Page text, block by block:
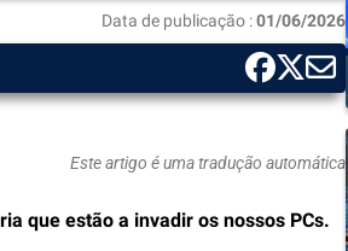
Data de publicação :01/06/2026
Este artigo é uma tradução automática
que estão a invadir os nossos PCs.